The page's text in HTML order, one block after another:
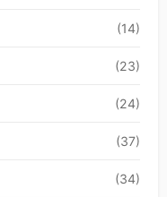
(14)
(23)
(24)
(37)
(34)